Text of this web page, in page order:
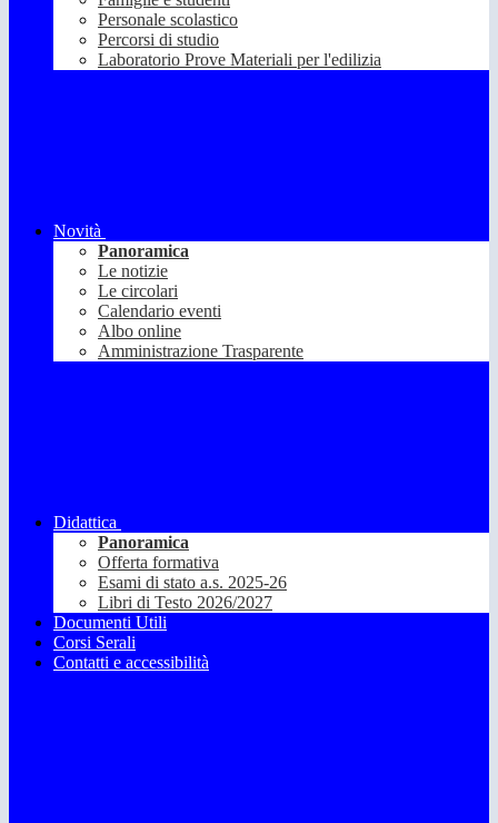
Personale scolastico
Percorsi di studio
Laboratorio Prove Materiali per l'edilizia
Novità
Panoramica
Le notizie
Le circolari
Calendario eventi
Albo online
Amministrazione Trasparente
Didattica
Panoramica
Offerta formativa
Esami di stato a.s. 2025-26
Libri di Testo 2026/2027
Documenti Utili
Corsi Serali
Contatti e accessibilità